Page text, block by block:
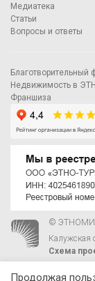
Медиатека
Статьи
Вопросы и ответы
Благотворительный
Недвижимость в
Франшиза
© ЭТНОМИР
Калужская
Схема
Продолжая